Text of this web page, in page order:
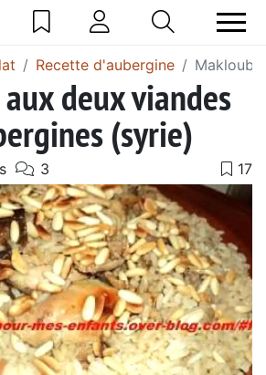
Recette d'aubergine
deux viandes
(syrie)